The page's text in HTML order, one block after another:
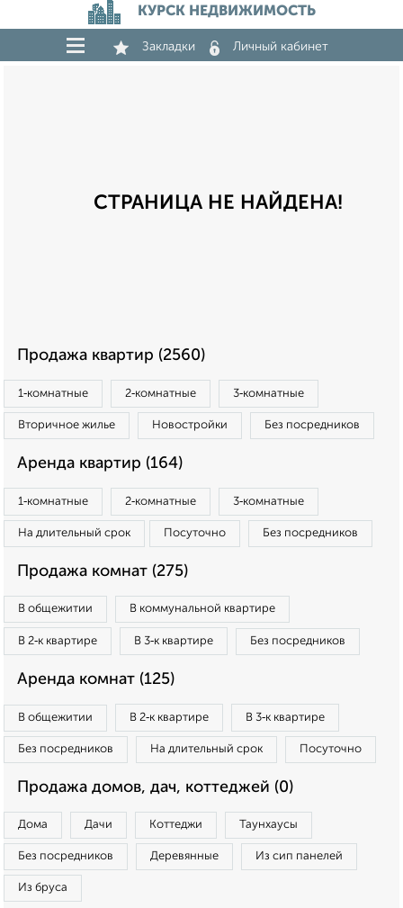
КУРСК НЕДВИЖИМОСТЬ
Закладки Личный кабинет
СТРАНИЦА НЕ НАЙДЕНА!
Продажа квартир (2560)
1‑комнатные 2‑комнатные 3‑комнатные
Вторичное жилье Новостройки Без посредников
Аренда квартир (164)
1‑комнатные 2‑комнатные 3‑комнатные
На длительный срок Посуточно Без посредников
Продажа комнат (275)
В общежитии В коммунальной квартире
В 2‑к квартире В 3‑к квартире Без посредников
Аренда комнат (125)
В общежитии В 2‑к квартире В 3‑к квартире
Без посредников На длительный срок Посуточно
Продажа домов, дач, коттеджей (0)
Дома Дачи Коттеджи Таунхаусы
Без посредников Деревянные Из сип панелей
Из бруса